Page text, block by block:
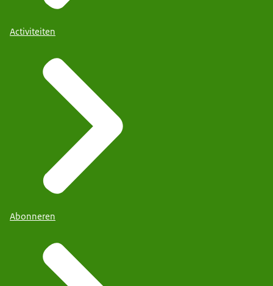
Activiteiten
Abonneren